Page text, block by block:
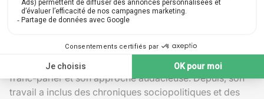
Despentes ne ménage aucun effort pour décrypter les
dysfonctionnements sociaux et les problématiques
"Baise-moi", son premier roman, ainsi que le film
controversé qu'elle en a tiré, établit immédiatement son
franc-parler et son approche audacieuse. Depuis, son
travail a inclus des chroniques sociopolitiques et des